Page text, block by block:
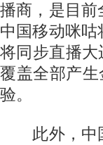
播商，是目前
中国移动咪咕
将同步直播
覆盖全部产
验。
此外，中国